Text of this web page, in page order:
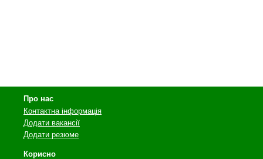
Про нас
Контактна інформація
Додати вакансії
Додати резюме
Корисно